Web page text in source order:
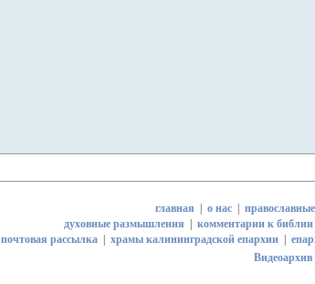
главная о нас|
духовные размышления
комментарии к библии
почтовая рассылка| храмы калининградской епархии|
Видеоархив